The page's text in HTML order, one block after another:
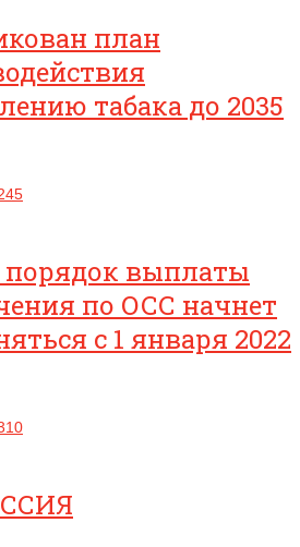
план
табака до 2035
выплаты
по ОСС начнет
с 1 января 2022